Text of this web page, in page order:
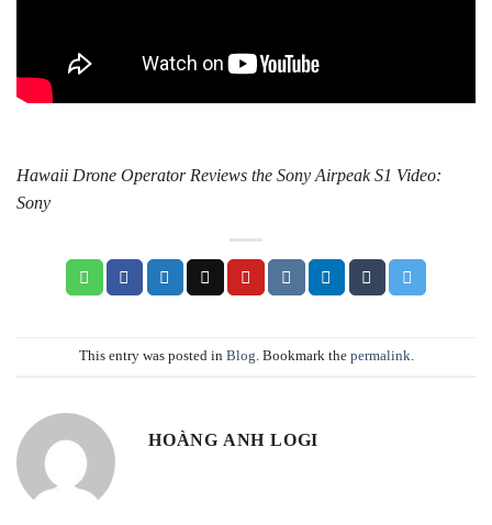
Hawaii Drone Operator Reviews the Sony Airpeak S1 Video:
Sony
This entry was posted in Blog. Bookmark the permalink.
HOÀNG ANH LOGI